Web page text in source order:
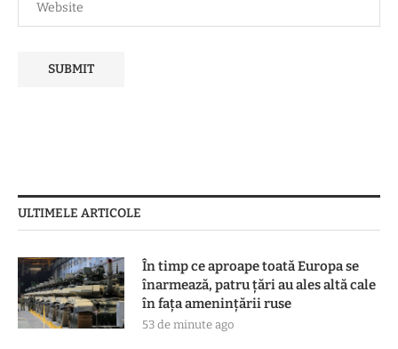
ULTIMELE ARTICOLE
În timp ce aproape toată Europa se
înarmează, patru ţări au ales altă cale
în faţa ameninţării ruse
53 de minute ago